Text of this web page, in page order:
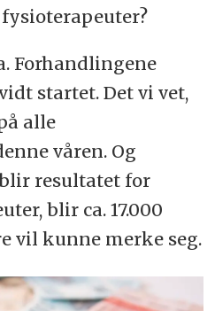
Forhandlingene
startet. Det vi vet,
alle
våren. Og
resultatet for
blir ca. 17.000
vil kunne merke seg.